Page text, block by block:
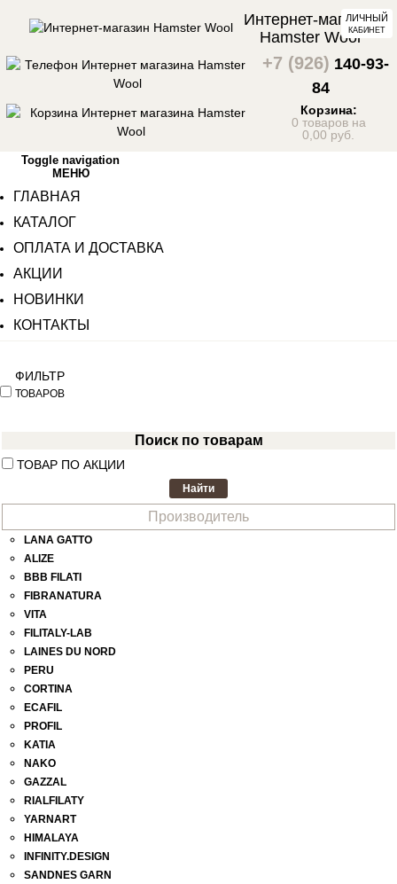
Интернет-магазин
Hamster Wool
+7 (926) 140-93-
84
Корзина:
0 товаров на
0,00 руб.
ЛИЧНЫЙ
КАБИНЕТ
Toggle navigation
МЕНЮ
ГЛАВНАЯ
КАТАЛОГ
ОПЛАТА И ДОСТАВКА
АКЦИИ
НОВИНКИ
КОНТАКТЫ
ФИЛЬТР
ТОВАРОВ
Поиск по товарам
ТОВАР ПО АКЦИИ
Производитель
LANA GATTO
ALIZE
BBB FILATI
FIBRANATURA
VITA
FILITALY-LAB
LAINES DU NORD
PERU
CORTINA
ECAFIL
PROFIL
KATIA
NAKO
GAZZAL
RIALFILATY
YARNART
HIMALAYA
INFINITY.DESIGN
SANDNES GARN